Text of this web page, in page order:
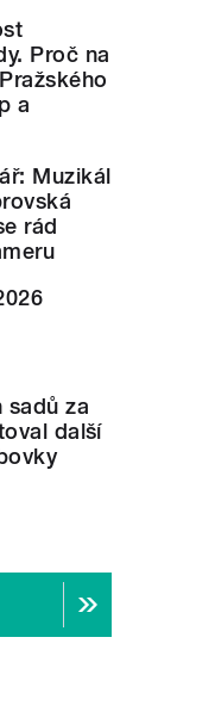
Proč na
a
Muzikál
rád
sadů za
další